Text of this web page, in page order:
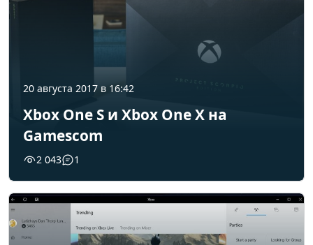
20 августа 2017 в 16:42
Xbox One S и Xbox One X на
Gamescom
2 043 1